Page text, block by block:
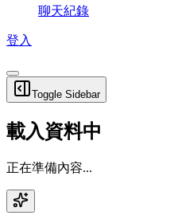
聊天紀錄
登入
Toggle Sidebar
載入資料中
正在準備內容...